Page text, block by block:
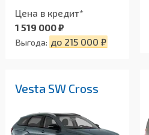
Цена в кредит*
1 519 000 ₽
Выгода: до 215 000 ₽
Vesta SW Cross